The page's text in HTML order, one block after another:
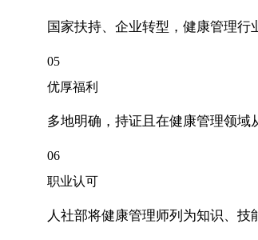
国家扶持、企业转型，健康管理行
05
优厚福利
多地明确，持证且在健康管理领域
06
职业认可
人社部将健康管理师列为知识、技